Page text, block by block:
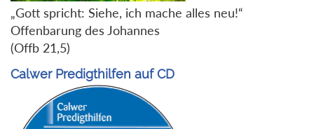
„Gott spricht: Siehe, ich mache alles neu!“
Offenbarung des Johannes
(Offb 21,5)
Calwer Predigthilfen auf CD